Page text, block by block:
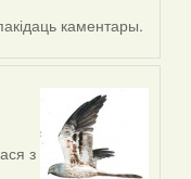
каментары.
з